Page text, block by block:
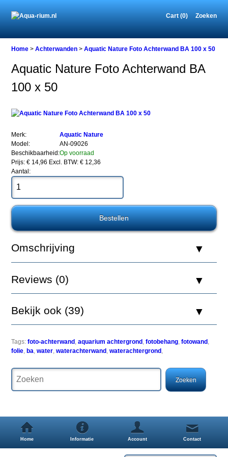
Cart (0) Zoeken
Home
Achterwanden
Aquatic
Foto
100
x
50
Aquatic
Nature
Foto
Achterwand
100
Een
zeer
effectieve
om
uw
nooit
tevoren
Home >Achterwanden >Aquatic Nature Foto Achterwand BA 100 x 50
Aquatic Nature Foto Achterwand BA
100 x 50
Merk:
Aquatic Nature
Model:
AN-09026
Beschikbaarheid:Op voorraad
Prijs: € 14,96 Excl. BTW: € 12,36
Aantal:
Omschrijving
Reviews (0)
Bekijk ook (39)
Tags: foto-achterwand ,aquarium achtergrond ,fotobehang,fotowand ,
folie, ba,water,waterachterwand ,waterachtergrond ,
Home Informatie Account Contact